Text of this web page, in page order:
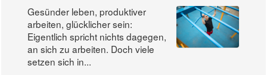
Gesünder leben, produktiver
arbeiten, glücklicher sein:
Eigentlich spricht nichts dagegen,
an sich zu arbeiten. Doch viele
setzen sich in...